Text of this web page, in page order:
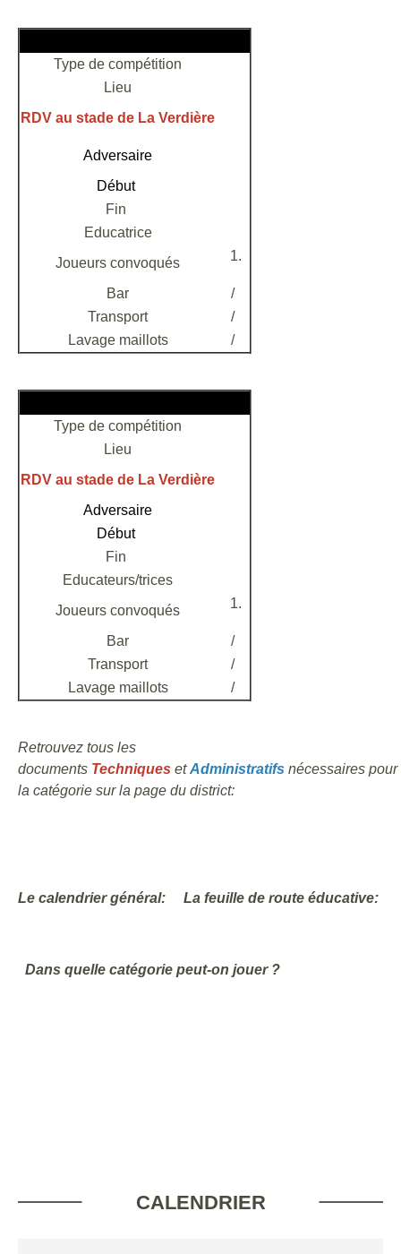
Type de compétition
Lieu
RDV au stade de La Verdière
Adversaire
Début
Fin
Educatrice
Joueurs convoqués
Bar
/
Transport
/
Lavage maillots
/
Type de compétition
Lieu
RDV au stade de La Verdière
Adversaire
Début
Fin
Educateurs/trices
Joueurs convoqués
Bar
/
Transport
/
Lavage maillots
/
Retrouvez tous les
documents Techniques etAdministratifs nécessaires pour
la catégorie sur la page du district:
Le calendrier général: La feuille de route éducative:
Dans quelle catégorie peut-on jouer ?
CALENDRIER